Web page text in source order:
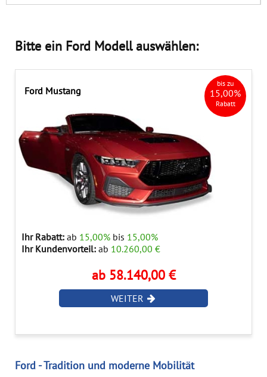
Bitte ein Ford Modell auswählen:
Ford Mustang
bis zu
15,00%
Rabatt
Ihr Rabatt: ab 15,00% bis 15,00%
Ihr Kundenvorteil: ab 10.260,00 €
ab 58.140,00 €
WEITER
Ford - Tradition und moderne Mobilität